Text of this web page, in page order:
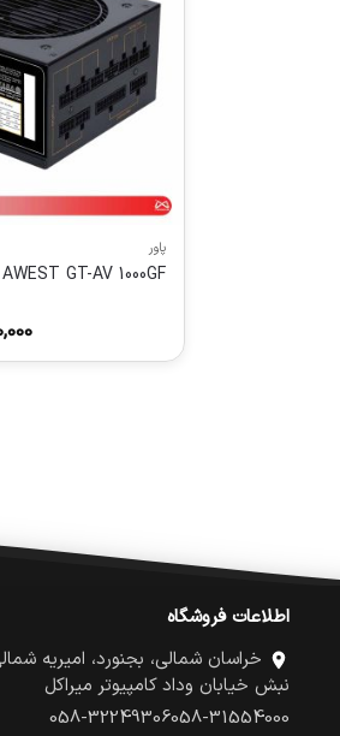
پاور
GT-AV 1000GF
اطلاعات فروشگاه
خراسان شمالی، بجنورد، امیریه
نبش خیابان وداد کامپیوتر میراکل
058-31554000
058-32249306